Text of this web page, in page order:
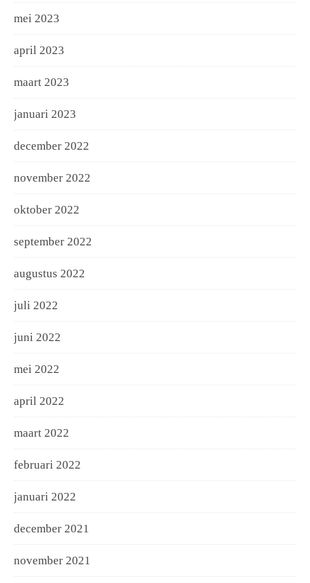
mei 2023
april 2023
maart 2023
januari 2023
december 2022
november 2022
oktober 2022
september 2022
augustus 2022
juli 2022
juni 2022
mei 2022
april 2022
maart 2022
februari 2022
januari 2022
december 2021
november 2021